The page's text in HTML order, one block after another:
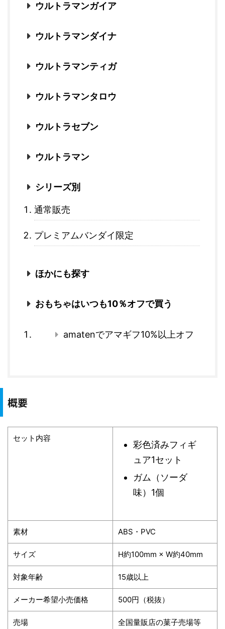
ウルトラマンガイア
ウルトラマンダイナ
ウルトラマンティガ
ウルトラマンタロウ
ウルトラセブン
ウルトラマン
シリーズ別
通常販売
プレミアムバンダイ限定
ほかにも探す
おもちゃはいつも10％オフで買う
amatenでアマギフ10%以上オフ
概要
セット内容
彩色済みフィギ
ュア1セット
ガム（ソーダ
味）1個
素材 ABS・PVC
サイズ H約100mm × W約40mm
対象年齢 15歳以上
メーカー希望小売価格 500円（税抜）
売場 全国量販店の菓子売場等